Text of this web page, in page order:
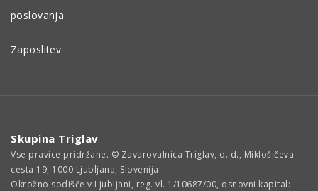
poslovanja
Zaposlitev
Skupina Triglav
Vse pravice pridržane. © Zavarovalnica Triglav, d. d., Miklošičeva
cesta 19, 1000 Ljubljana, Slovenija.
Okrožno sodišče v Ljubljani, reg. vl. 1/10687/00, osnovni kapital: